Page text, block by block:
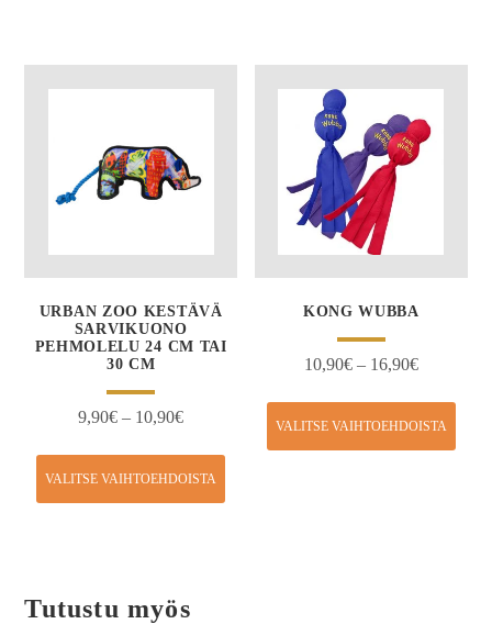
URBAN ZOO KESTÄVÄ
SARVIKUONO
PEHMOLELU 24 CM TAI
30 CM
9,90€ – 10,90€
VALITSE VAIHTOEHDOISTA
KONG WUBBA
10,90€ – 16,90€
VALITSE VAIHTOEHDOISTA
Tutustu myös